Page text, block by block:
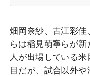
畑岡奈紗、古江彩
らは稲見萌寧らが
人が出場している
目だが、試合以外